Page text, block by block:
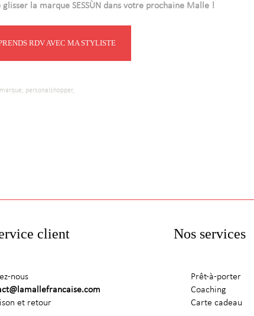
la marque SESSÙN dans votre prochaine Malle !
RDV AVEC MA STYLISTE
marque, personalshopper,
client
nous
et retour
Nos services
Prêt-à-porter
Coaching
Carte cadeau